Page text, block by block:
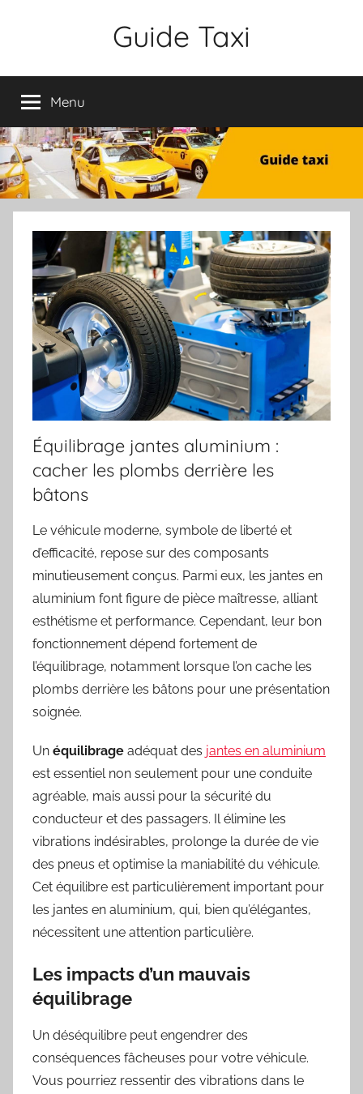
Guide Taxi
Menu
Équilibrage jantes aluminium :
cacher les plombs derrière les
bâtons
Le véhicule moderne, symbole de liberté et
d’efficacité, repose sur des composants
minutieusement conçus. Parmi eux, les jantes en
aluminium font figure de pièce maîtresse, alliant
esthétisme et performance. Cependant, leur bon
fonctionnement dépend fortement de
l’équilibrage, notamment lorsque l’on cache les
plombs derrière les bâtons pour une présentation
soignée.
Un équilibrage adéquat des jantes en aluminium
est essentiel non seulement pour une conduite
agréable, mais aussi pour la sécurité du
conducteur et des passagers. Il élimine les
vibrations indésirables, prolonge la durée de vie
des pneus et optimise la maniabilité du véhicule.
Cet équilibre est particulièrement important pour
les jantes en aluminium, qui, bien qu’élégantes,
nécessitent une attention particulière.
Les impacts d’un mauvais
équilibrage
Un déséquilibre peut engendrer des
conséquences fâcheuses pour votre véhicule.
Vous pourriez ressentir des vibrations dans le